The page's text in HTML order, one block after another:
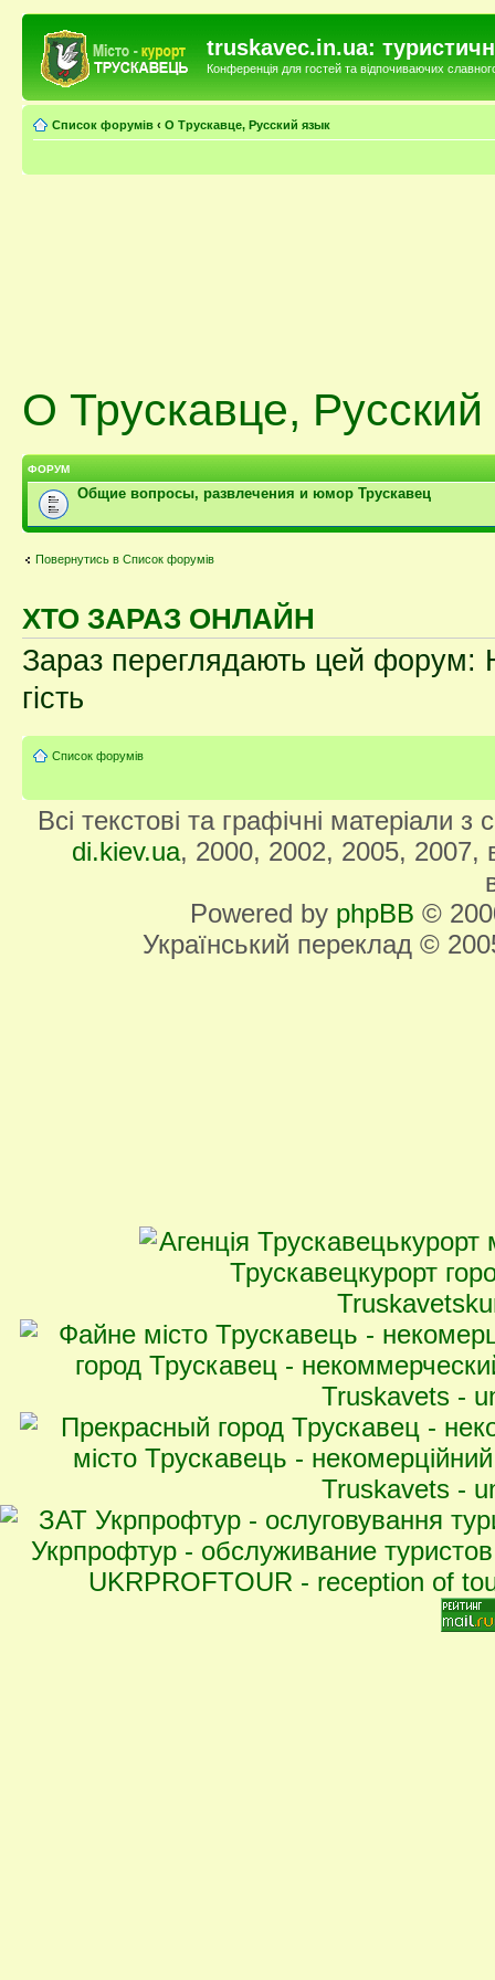
truskavec.in.ua:
Конференція для гостей та відпочиваючих
Список форумів ‹ О Трускавце, Русский язык
О Трускавце, Русский
ФОРУМ
Общие вопросы, развлечения и юмор Трускавец
Повернутись в Список форумів
ХТО ЗАРАЗ ОНЛАЙН
Зараз переглядають цей форум:
гість
Список форумів
Всі текстові та графічні матеріали
di.kiev.ua, 2000, 2002, 2005, 2007,
Powered by phpBB ©
Український переклад ©